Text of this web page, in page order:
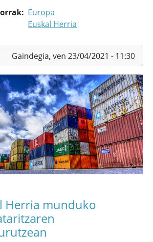
Europa
Euskal Herria
Gaindegia, ven 23/04/2021 - 11:30
Herria munduko